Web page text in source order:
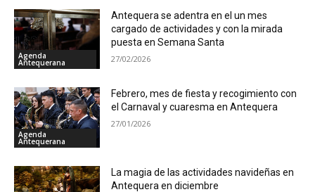
Agenda
Antequerana
Antequera se adentra en el un mes
cargado de actividades y con la mirada
puesta en Semana Santa
27/02/2026
Agenda
Antequerana
Febrero, mes de fiesta y recogimiento con
el Carnaval y cuaresma en Antequera
27/01/2026
La magia de las actividades navideñas en
Antequera en diciembre